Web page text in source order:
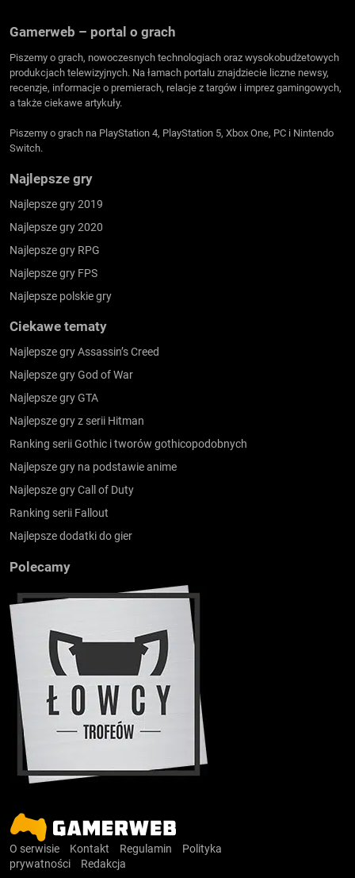
Gamerweb – portal o grach
Piszemy o grach, nowoczesnych technologiach oraz wysokobudżetowych
produkcjach telewizyjnych. Na łamach portalu znajdziecie liczne newsy,
recenzje, informacje o premierach, relacje z targów i imprez gamingowych,
a także ciekawe artykuły.
Piszemy o grach na PlayStation 4, PlayStation 5, Xbox One, PC i Nintendo
Switch.
Najlepsze gry
Najlepsze gry 2019
Najlepsze gry 2020
Najlepsze gry RPG
Najlepsze gry FPS
Najlepsze polskie gry
Ciekawe tematy
Najlepsze gry Assassin’s Creed
Najlepsze gry God of War
Najlepsze gry GTA
Najlepsze gry z serii Hitman
Ranking serii Gothic i tworów gothicopodobnych
Najlepsze gry na podstawie anime
Najlepsze gry Call of Duty
Ranking serii Fallout
Najlepsze dodatki do gier
Polecamy
O serwisie Kontakt Regulamin
Polityka
prywatności
Redakcja